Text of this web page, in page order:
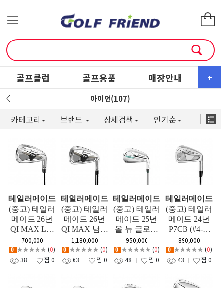
+
골프클럽 골프용품 매장안내 소
아이언(107)
카테고리 브랜드 상세검색 인기순
테일러메이드
(중고) 테일러
메이드 26년
QI MAX LIT
E 여성 아이
언세트(6~S
W)
700,000
0 ★★★★★ (0)
38
찜 0
테일러메이드
(중고) 테일러
메이드 26년
QI MAX 남성
스틸 아이언
세트(5-SW)
1,180,000
0 ★★★★★ (0)
63
찜 0
테일러메이드
(중고) 테일러
메이드 25년
올 뉴 글로리
(#4-p) 여성 아
이언세트
950,000
0 ★★★★★ (0)
48
찜 0
테일러메이드
(중고) 테일러
메이드 24년
P7CB (#4-p)
아이언세트
890,000
0 ★★★★★ (0)
43
찜 0